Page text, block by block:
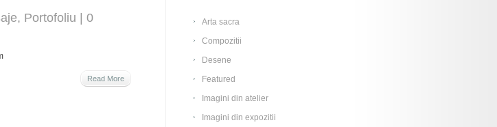
, Portofoliu
0
Read More
Arta sacra
Compozitii
Desene
Featured
Imagini din atelier
Imagini din expozitii